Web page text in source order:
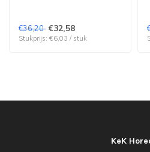
€36,20 €32,58
Stukprijs: €6,03 / stuk
KeK